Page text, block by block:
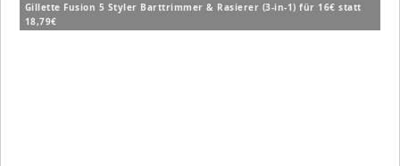
Gillette Fusion 5 Styler Barttrimmer & Rasierer (3-in-1) für 16€ statt
18,79€